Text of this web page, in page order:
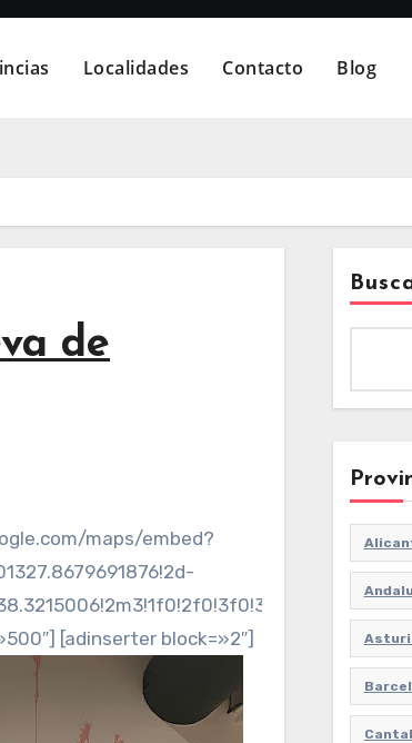
Localidades Contacto Blog
de
maps/embed?
[adinserter block=»2″]